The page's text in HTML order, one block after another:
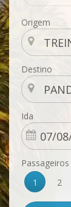
Origem
Destino
Ida
Passageiros
1
2